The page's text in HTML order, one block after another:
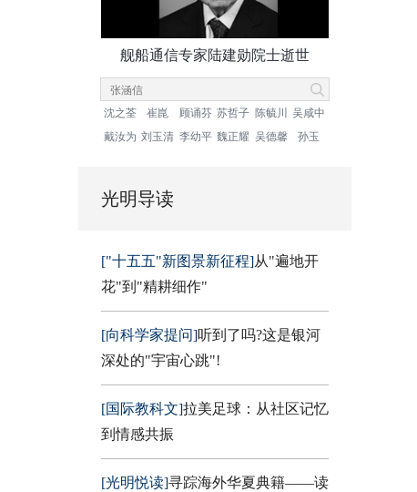
舰船通信专家陆建勋院士逝世
沈之荃 崔崑 顾诵芬 苏哲子 陈毓川
吴咸中
戴汝为 刘玉清 李幼平 魏正耀 吴德馨 孙玉
光明导读
["十五五"新图景新征程]从"遍地开
花"到"精耕细作"
[向科学家提问]听到了吗?这是银河
深处的"宇宙心跳"!
[国际教科文]拉美足球：从社区记忆
到情感共振
[光明悦读]寻踪海外华夏典籍——读